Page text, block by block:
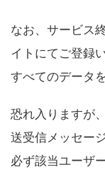
なお、サービス
イトにてご登録
すべてのデータ
恐れ入りますが
送受信メッセー
必ず該当ユーザ